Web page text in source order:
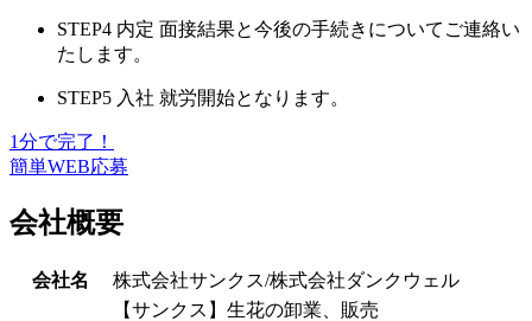
STEP4 内定 面接結果と今後の手続きについてご連絡い
たします。
STEP5 入社 就労開始となります。
1分で完了！
簡単WEB応募
会社概要
会社名 株式会社サンクス/株式会社ダンクウェル
【サンクス】生花の卸業、販売